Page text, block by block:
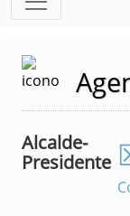
Alcalde-
Presidente